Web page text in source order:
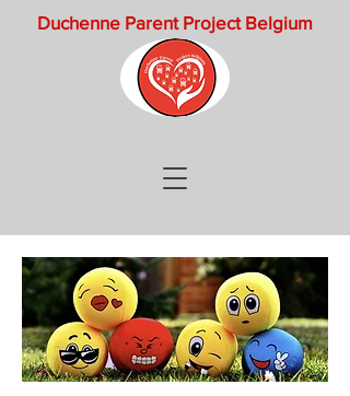
Duchenne Parent Project Belgium